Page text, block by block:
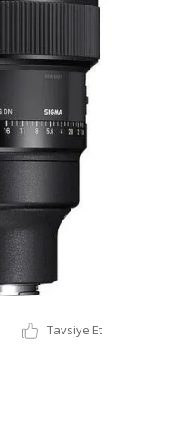
Tavsiye Et